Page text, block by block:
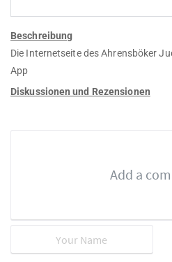
Beschreibung
Die Internetseite des Ahrensböker
App
Diskussionen und Rezensionen